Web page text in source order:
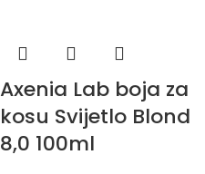
Axenia Lab boja za
kosu Svijetlo Blond
8,0 100ml